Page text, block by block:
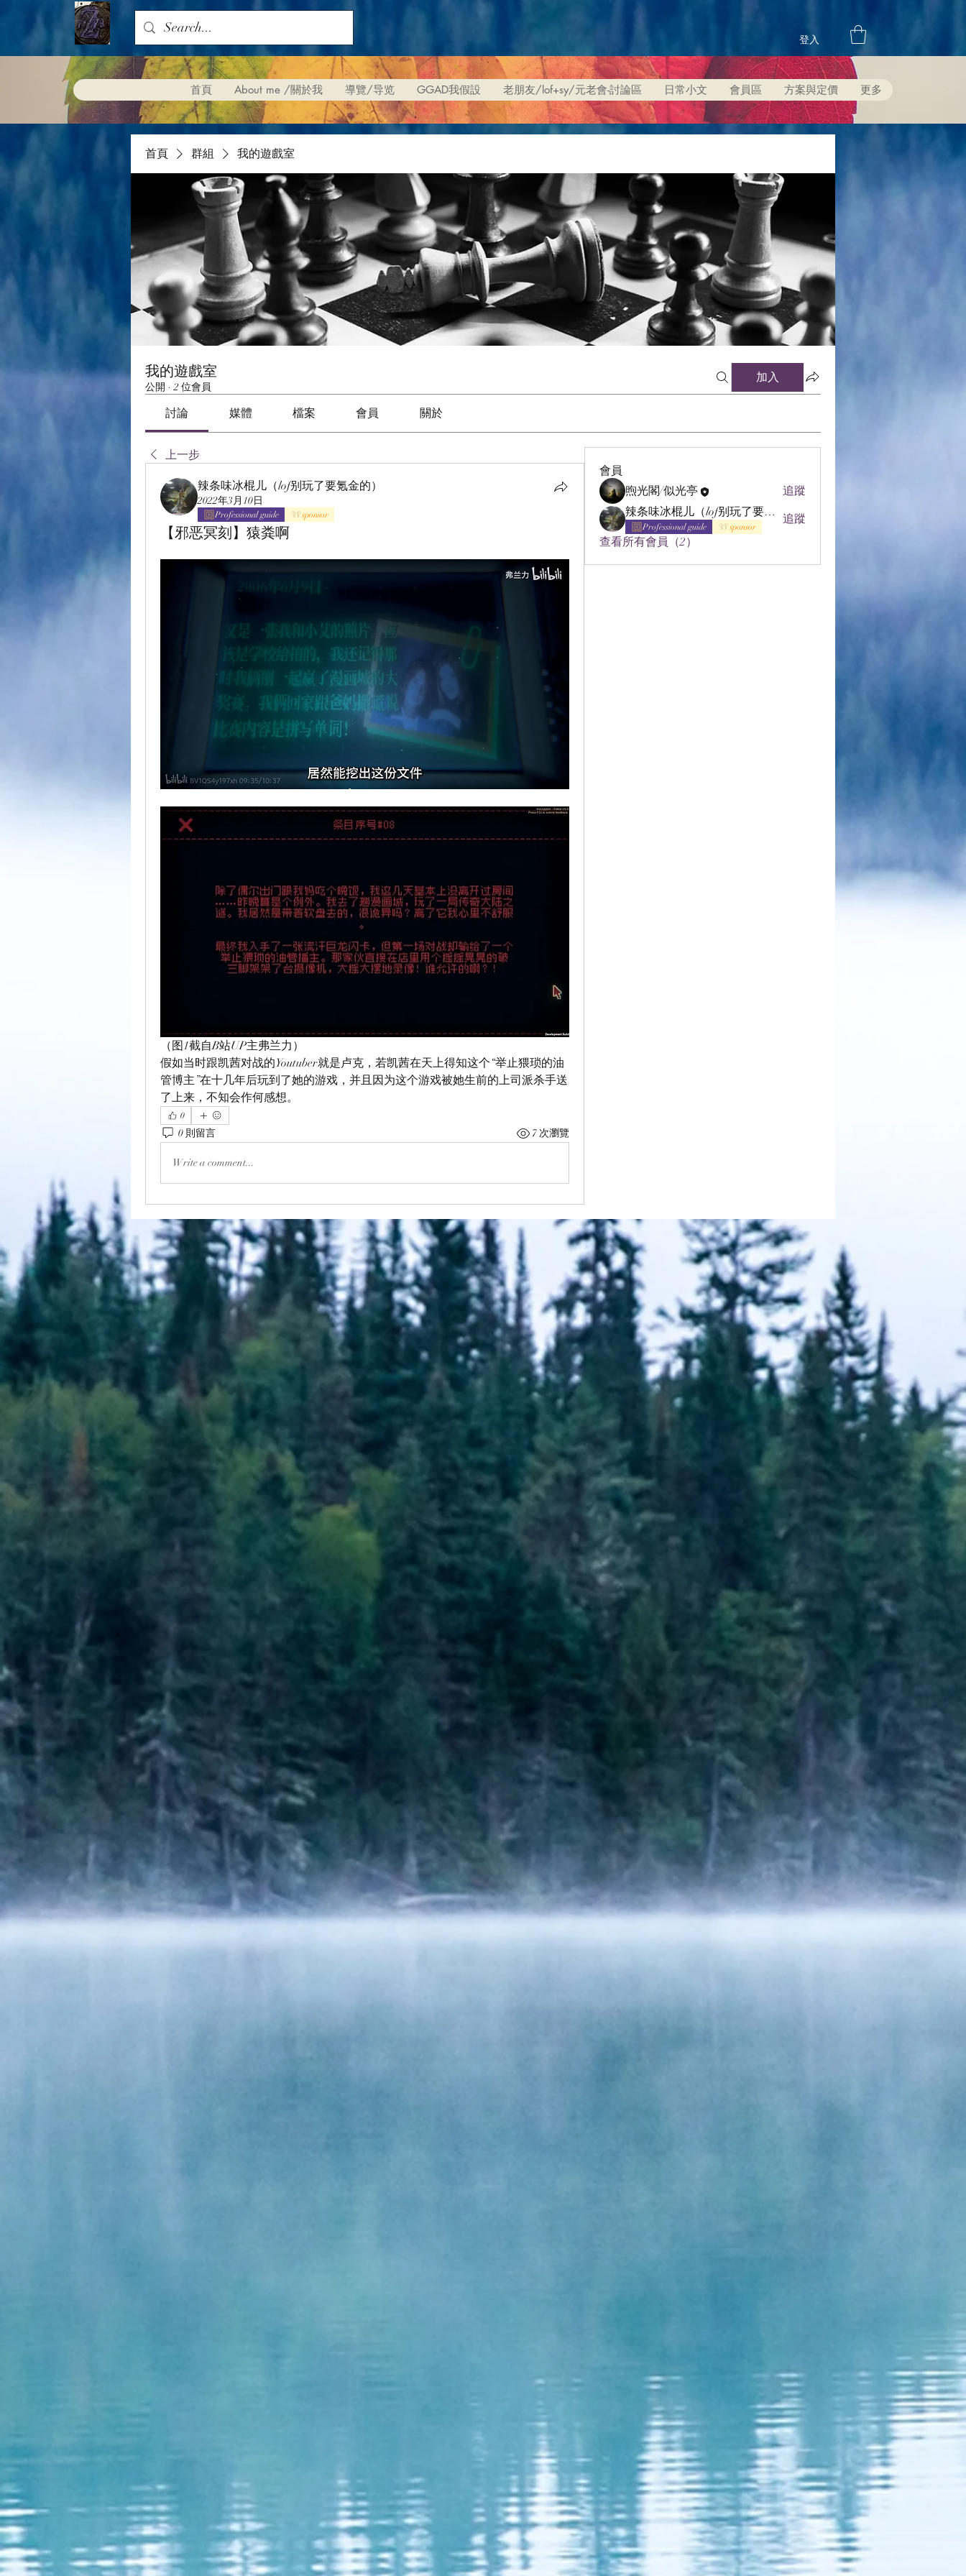
登入
首頁 About me /關於我 導覽/导览 GGAD我假設 老朋友/lof+sy/元老會-討論區 日常小文 會員區 方案與定價 更多
首頁 群組 我的遊戲室
我的遊戲室
公開 · 2 位會員
加入
討論 媒體 檔案 會員 關於
上一步
辣条味冰棍儿（lof别玩了要氪金的）
2022年3月10日
Professional guide sponsor
【邪恶冥刻】猿粪啊
（图1截自B站UP主弗兰力）
假如当时跟凯茜对战的Youtuber就是卢克，若凯茜在天上得知这个“举止猥琐的油
管博主”在十几年后玩到了她的游戏，并且因为这个游戏被她生前的上司派杀手送
了上来，不知会作何感想。
0
0 則留言 7 次瀏覽
Write a comment...
會員
煦光閣/似光亭
追蹤
辣条味冰棍儿（lof别玩了要氪金的）
Professional guide sponsor
追蹤
查看所有會員（2）